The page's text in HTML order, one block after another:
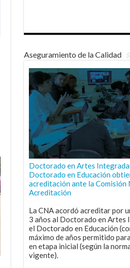
Aseguramiento de la Calidad
Doctorado en Artes
Doctorado en Educación
acreditación ante la Comisión
Acreditación
La CNA acordó acreditar por
3 años al Doctorado en Artes
el Doctorado en Educación
máximo de años permitido
en etapa inicial (según la
vigente).